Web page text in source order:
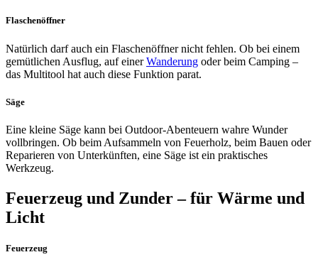
Flaschenöffner
Natürlich darf auch ein Flaschenöffner nicht fehlen. Ob bei einem
gemütlichen Ausflug, auf einerWanderung oder beim Camping –
das Multitool hat auch diese Funktion parat.
Säge
Eine kleine Säge kann bei Outdoor-Abenteuern wahre Wunder
vollbringen. Ob beim Aufsammeln von Feuerholz, beim Bauen oder
Reparieren von Unterkünften, eine Säge ist ein praktisches
Werkzeug.
Feuerzeug und Zunder – für Wärme und
Licht
Feuerzeug